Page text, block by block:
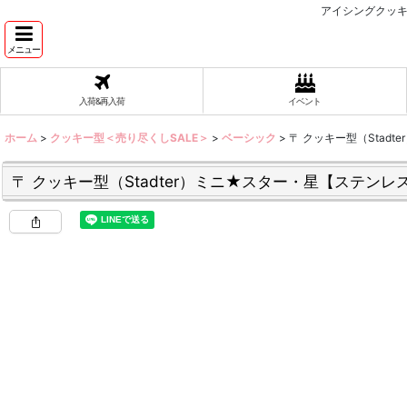
アイシングクッ
メニュー
入荷&再入荷 イベント
ホーム > クッキー型＜売り尽くしSALE＞ > ベーシック > 〒 クッキー型（
〒 クッキー型（Stadter）ミニ★スター・星【ステンレ